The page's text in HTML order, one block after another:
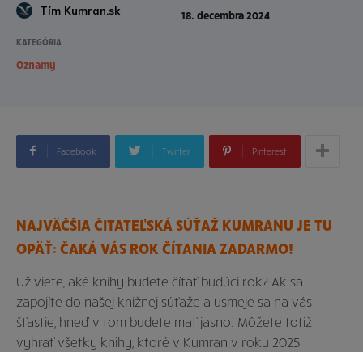
Tím Kumran.sk 18. decembra 2024
KATEGÓRIA
Oznamy
Facebook Twitter Pinterest
NAJVÄČŠIA ČITATEĽSKÁ SÚŤAŽ KUMRANU JE TU
OPÄŤ: ČAKÁ VÁS ROK ČÍTANIA ZADARMO!
Už viete, aké knihy budete čítať budúci rok? Ak sa
zapojíte do našej knižnej súťaže a usmeje sa na vás
šťastie, hneď v tom budete mať jasno. Môžete totiž
vyhrať všetky knihy, ktoré v Kumran v roku 2025